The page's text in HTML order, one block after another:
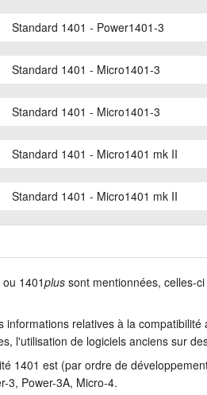
Standard 1401 - Power1401-3
Standard 1401 - Micro1401-3
Standard 1401 - Micro1401-3
Standard 1401 - Micro1401 mk II
Standard 1401 - Micro1401 mk II
ou 1401plus sont mentionnées, celles-
informations relatives à la
l'utilisation de logiciels anciens sur
1401 est (par ordre de
3, Power-3A, Micro-4.